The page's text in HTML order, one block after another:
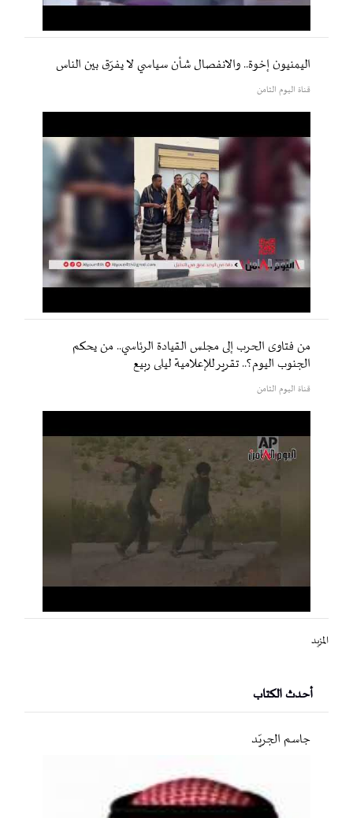
اليمنيون إخوة.. والانفصال شأن سياسي لا يفرّق بين الناس
قناة اليوم الثامن
من فتاوى الحرب إلى مجلس القيادة الرئاسي.. من يحكم
الجنوب اليوم؟.. تقرير للإعلامية ليلى ربيع
قناة اليوم الثامن
المزيد
أحدث الكتاب
جاسم الجريّد